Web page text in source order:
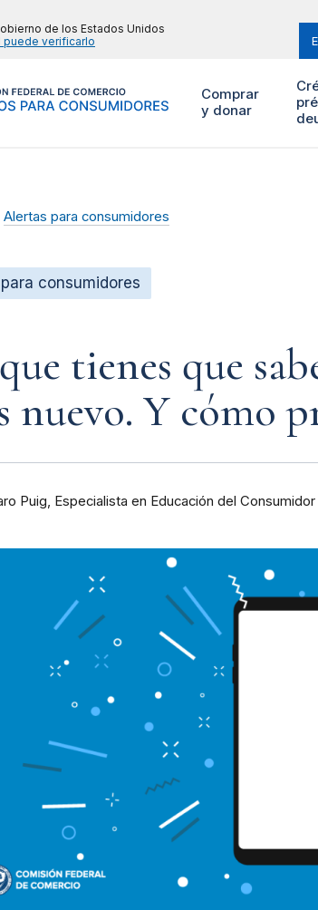
de los Estados Unidos
puede verificarlo
Comprar
y donar
Alertas para consumidores
consumidores
tienes que
nuevo. Y cómo
Puig Especialista en Educación del Consumidor